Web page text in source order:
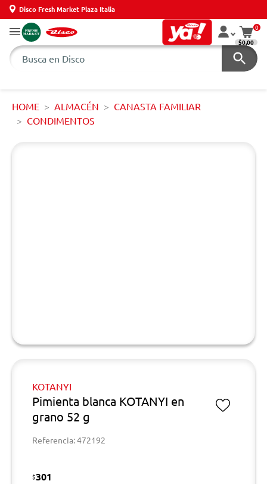
Disco Fresh Market Plaza Italia
0
$0,00
HOME ALMACÉN
CANASTA FAMILIAR
CONDIMENTOS
KOTANYI
Pimienta blanca KOTANYI en
grano 52 g
Referencia: 472192
$301